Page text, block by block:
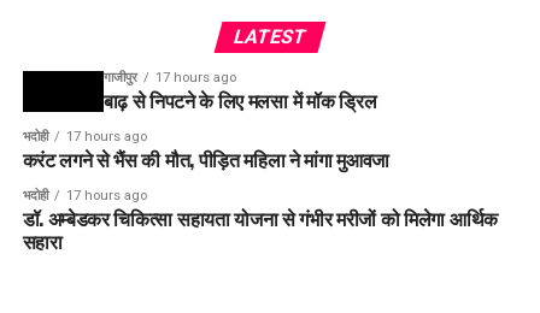
LATEST
गाजीपुर 17 hours ago
बाढ़ से निपटने के लिए मलसा में मॉक ड्रिल
भदोही 17 hours ago
करंट लगने से भैंस की मौत, पीड़ित महिला ने मांगा मुआवजा
भदोही 17 hours ago
डॉ. अम्बेडकर चिकित्सा सहायता योजना से गंभीर मरीजों को मिलेगा आर्थिक
सहारा